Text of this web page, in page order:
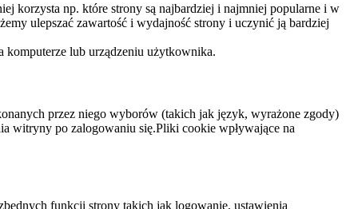
korzysta np. które strony są najbardziej i najmniej popularne i w
ulepszać zawartość i wydajność strony i uczynić ją bardziej
komputerze lub urządzeniu użytkownika.
przez niego wyborów (takich jak język, wyrażone zgody)
witryny po zalogowaniu się.Pliki cookie wpływające na
funkcji strony takich jak logowanie, ustawienia